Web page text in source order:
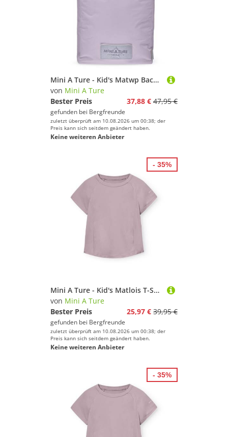
Mini A Ture - Kid's Matwp Backpack - Kinderrucksack lila
von Mini A Ture
Bester Preis
37,88 € 47,95 €
gefunden bei Bergfreunde
zuletzt überprüft am 10.08.2026 um 00:38; der
Preis kann sich seitdem geändert haben.
Keine weiteren Anbieter
Mini A Ture - Kid's Matlois T-Shirt - Funktionsshirt Gr 146 - 11 Years lila
von Mini A Ture
Bester Preis
25,97 € 39,95 €
gefunden bei Bergfreunde
zuletzt überprüft am 10.08.2026 um 00:38; der
Preis kann sich seitdem geändert haben.
Keine weiteren Anbieter
- 35%
- 35%